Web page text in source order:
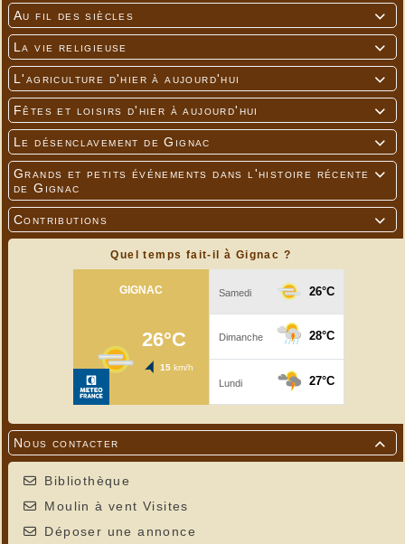

Au fil des siècles

La vie religieuse

L'agriculture d'hier à aujourd'hui

Fêtes et loisirs d'hier à aujourd'hui

Le désenclavement de Gignac

Grands et petits événements dans l'histoire récente
de Gignac

Contributions
Quel temps fait-il à Gignac ?

Nous contacter
Bibliothèque
Moulin à vent Visites
Déposer une annonce
Photos Patricia Brécy